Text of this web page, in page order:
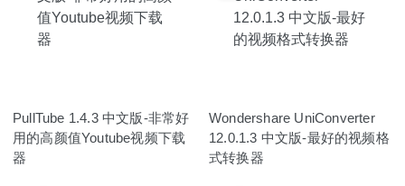
PullTube 1.4.3 中文版-非常好
用的高颜值Youtube视频下载
器
Wondershare UniConverter
12.0.1.3 中文版-最好的视频格
式转换器